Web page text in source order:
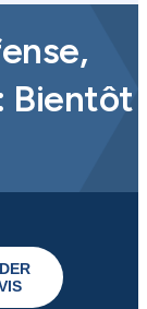
Bientôt